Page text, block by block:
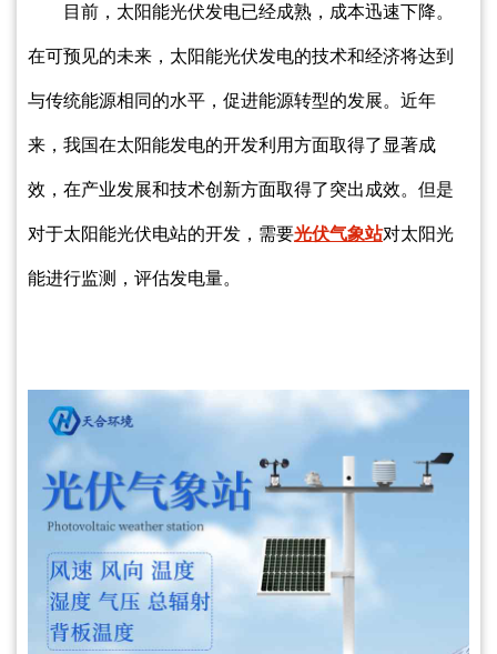
目前，太阳能光伏发电已经成熟，成本迅速下降。
在可预见的未来，太阳能光伏发电的技术和经济将达到
与传统能源相同的水平，促进能源转型的发展。近年
来，我国在太阳能发电的开发利用方面取得了显著成
效，在产业发展和技术创新方面取得了突出成效。但是
对于太阳能光伏电站的开发，需要光伏气象站对太阳光
能进行监测，评估发电量。